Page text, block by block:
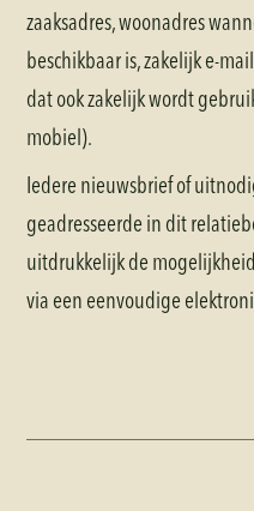
zaaksadres, woonadres
beschikbaar is, zakelijk e-
dat ook zakelijk wordt
mobiel).
Iedere nieuwsbrief of
geadresseerde in dit
uitdrukkelijk de
via een eenvoudige